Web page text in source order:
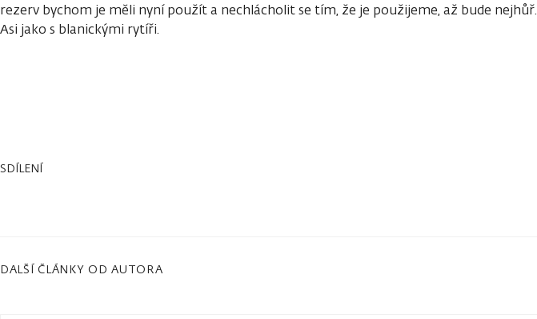
rezerv bychom je měli nyní použít a nechlácholit se tím, že je použijeme, až bude nejhůř.
Asi jako s blanickými rytíři.
SDÍLENÍ
DALŠÍ ČLÁNKY OD AUTORA